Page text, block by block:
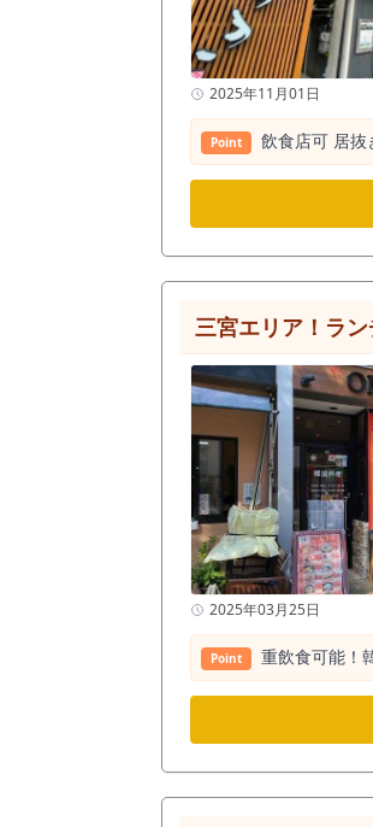
2025年11月01日
Point 飲⾷店可 居抜
三宮エリア！ラ
2025年03月25日
Point 重飲食可能！